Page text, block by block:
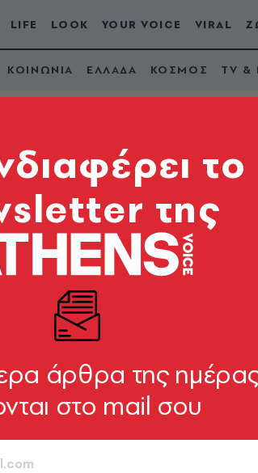
LIFE LOOK YOUR VOICE VIRAL
ΚΟΙΝΩΝΙΑ ΕΛΛΑΔΑ ΚΟΣΜΟΣ TV &
του
της Βουλής
το
της
άρθρα της
στο mail σου